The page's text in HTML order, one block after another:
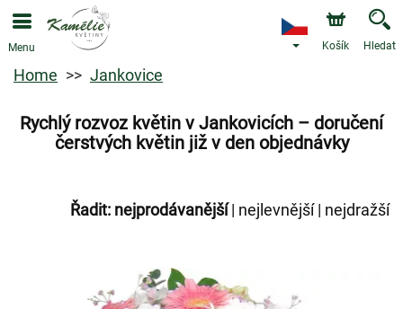
Menu Košík Hledat
Home Jankovice
Rychlý rozvoz květin v Jankovicích – doručení
čerstvých květin již v den objednávky
Řadit: nejprodávanější| nejlevnější| nejdražší